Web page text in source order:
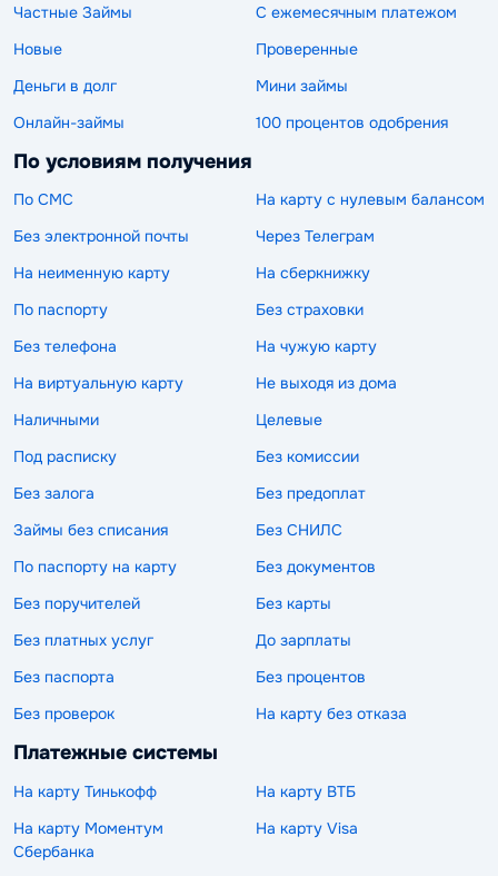
Частные Займы
С ежемесячным платежом
Новые
Проверенные
Деньги в долг
Мини займы
Онлайн-займы
100 процентов одобрения
По условиям получения
По СМС
На карту с нулевым балансом
Без электронной почты
Через Телеграм
На неименную карту
На сберкнижку
По паспорту
Без страховки
Без телефона
На чужую карту
На виртуальную карту
Не выходя из дома
Наличными
Целевые
Под расписку
Без комиссии
Без залога
Без предоплат
Займы без списания
Без СНИЛС
По паспорту на карту
Без документов
Без поручителей
Без карты
Без платных услуг
До зарплаты
Без паспорта
Без процентов
Без проверок
На карту без отказа
Платежные системы
На карту Тинькофф
На карту ВТБ
На карту Моментум
Сбербанка
На карту Visa